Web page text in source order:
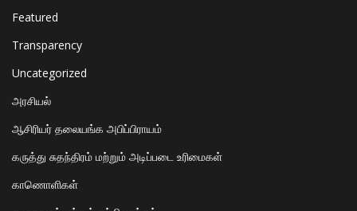
Featured
Transparency
Uncategorized
அரசியல்
ஆசிரியர் தலையங்க அபிப்பிராயம்
கருத்து சுதந்திரம் மற்றும் அடிப்படை உரிமைகள்
காணொளிகள்